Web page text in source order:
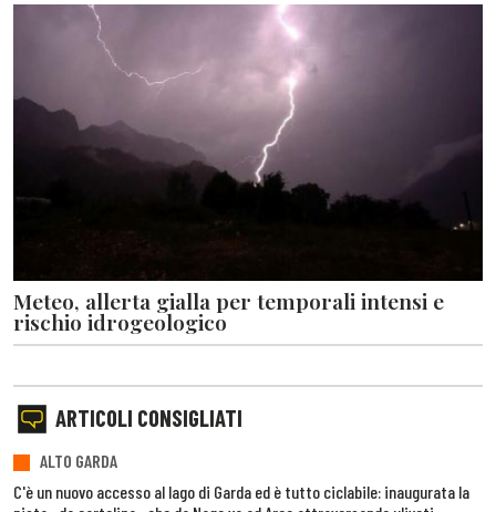
Meteo, allerta gialla per temporali intensi e
rischio idrogeologico
ARTICOLI CONSIGLIATI
ALTO GARDA
C'è un nuovo accesso al lago di Garda ed è tutto ciclabile: inaugurata la